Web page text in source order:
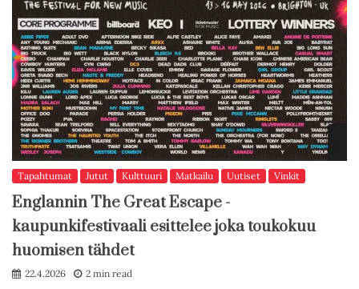
Tapahtumat Jutut Kulttuuri Matkailu Uutiset Vinkit
Englannin The Great Escape -
kaupunkifestivaali esittelee joka toukokuu
huomisen tähdet
22.4.2026 2 min read